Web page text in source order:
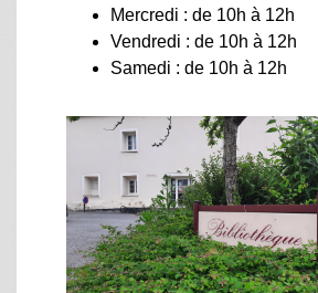
Mercredi : de 10h à 12h
​​​​​​​Vendredi : de 10h à 12h
Samedi : de 10h à 12h